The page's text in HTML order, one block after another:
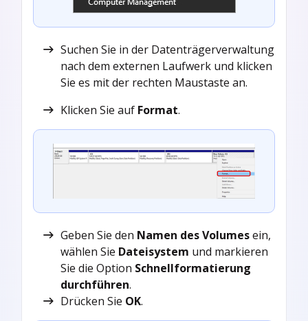
Suchen Sie in der Datenträgerverwaltung
nach dem externen Laufwerk und klicken
Sie es mit der rechten Maustaste an.
Klicken Sie auf Format.
Geben Sie den Namen des Volumesein,
wählen Sie Dateisystem und markieren
Sie die Option Schnellformatierung
durchführen.
Drücken Sie OK.